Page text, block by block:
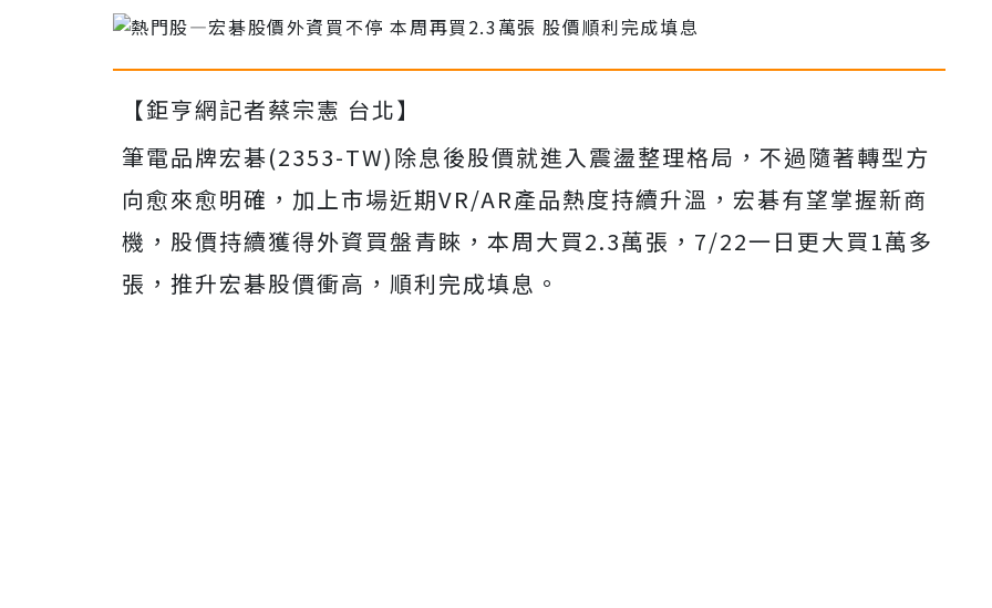
【鉅亨網記者蔡宗憲 台北】
筆電品牌宏碁(2353-TW)除息後股價就進入震盪整理格局，不過隨著轉型方
向愈來愈明確，加上市場近期VR/AR產品熱度持續升溫，宏碁有望掌握新商
機，股價持續獲得外資買盤青睞，本周大買2.3萬張，7/22一日更大買1萬多
張，推升宏碁股價衝高，順利完成填息。